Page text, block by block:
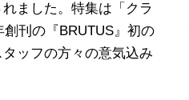
ました。特集は「クラ
刊の『BRUTUS』初の
ッフの方々の意気込み